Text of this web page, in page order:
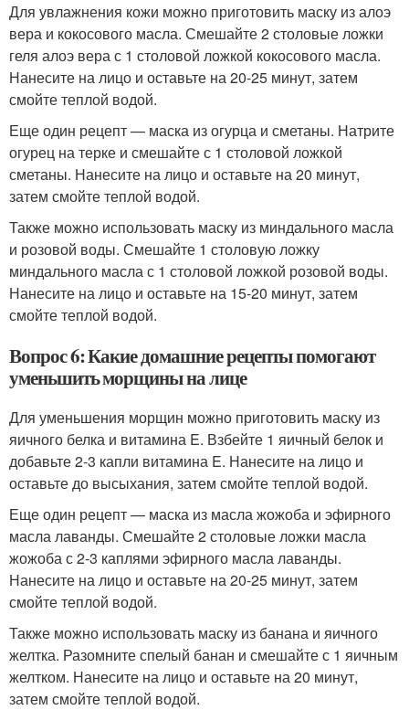
Для увлажнения кожи можно приготовить маску из алоэ
вера и кокосового масла. Смешайте 2 столовые ложки
геля алоэ вера с 1 столовой ложкой кокосового масла.
Нанесите на лицо и оставьте на 20-25 минут, затем
смойте теплой водой.
Еще один рецепт — маска из огурца и сметаны. Натрите
огурец на терке и смешайте с 1 столовой ложкой
сметаны. Нанесите на лицо и оставьте на 20 минут,
затем смойте теплой водой.
Также можно использовать маску из миндального масла
и розовой воды. Смешайте 1 столовую ложку
миндального масла с 1 столовой ложкой розовой воды.
Нанесите на лицо и оставьте на 15-20 минут, затем
смойте теплой водой.
Вопрос 6: Какие домашние рецепты помогают
уменьшить морщины на лице
Для уменьшения морщин можно приготовить маску из
яичного белка и витамина E. Взбейте 1 яичный белок и
добавьте 2-3 капли витамина E. Нанесите на лицо и
оставьте до высыхания, затем смойте теплой водой.
Еще один рецепт — маска из масла жожоба и эфирного
масла лаванды. Смешайте 2 столовые ложки масла
жожоба с 2-3 каплями эфирного масла лаванды.
Нанесите на лицо и оставьте на 20-25 минут, затем
смойте теплой водой.
Также можно использовать маску из банана и яичного
желтка. Разомните спелый банан и смешайте с 1 яичным
желтком. Нанесите на лицо и оставьте на 20 минут,
затем смойте теплой водой.